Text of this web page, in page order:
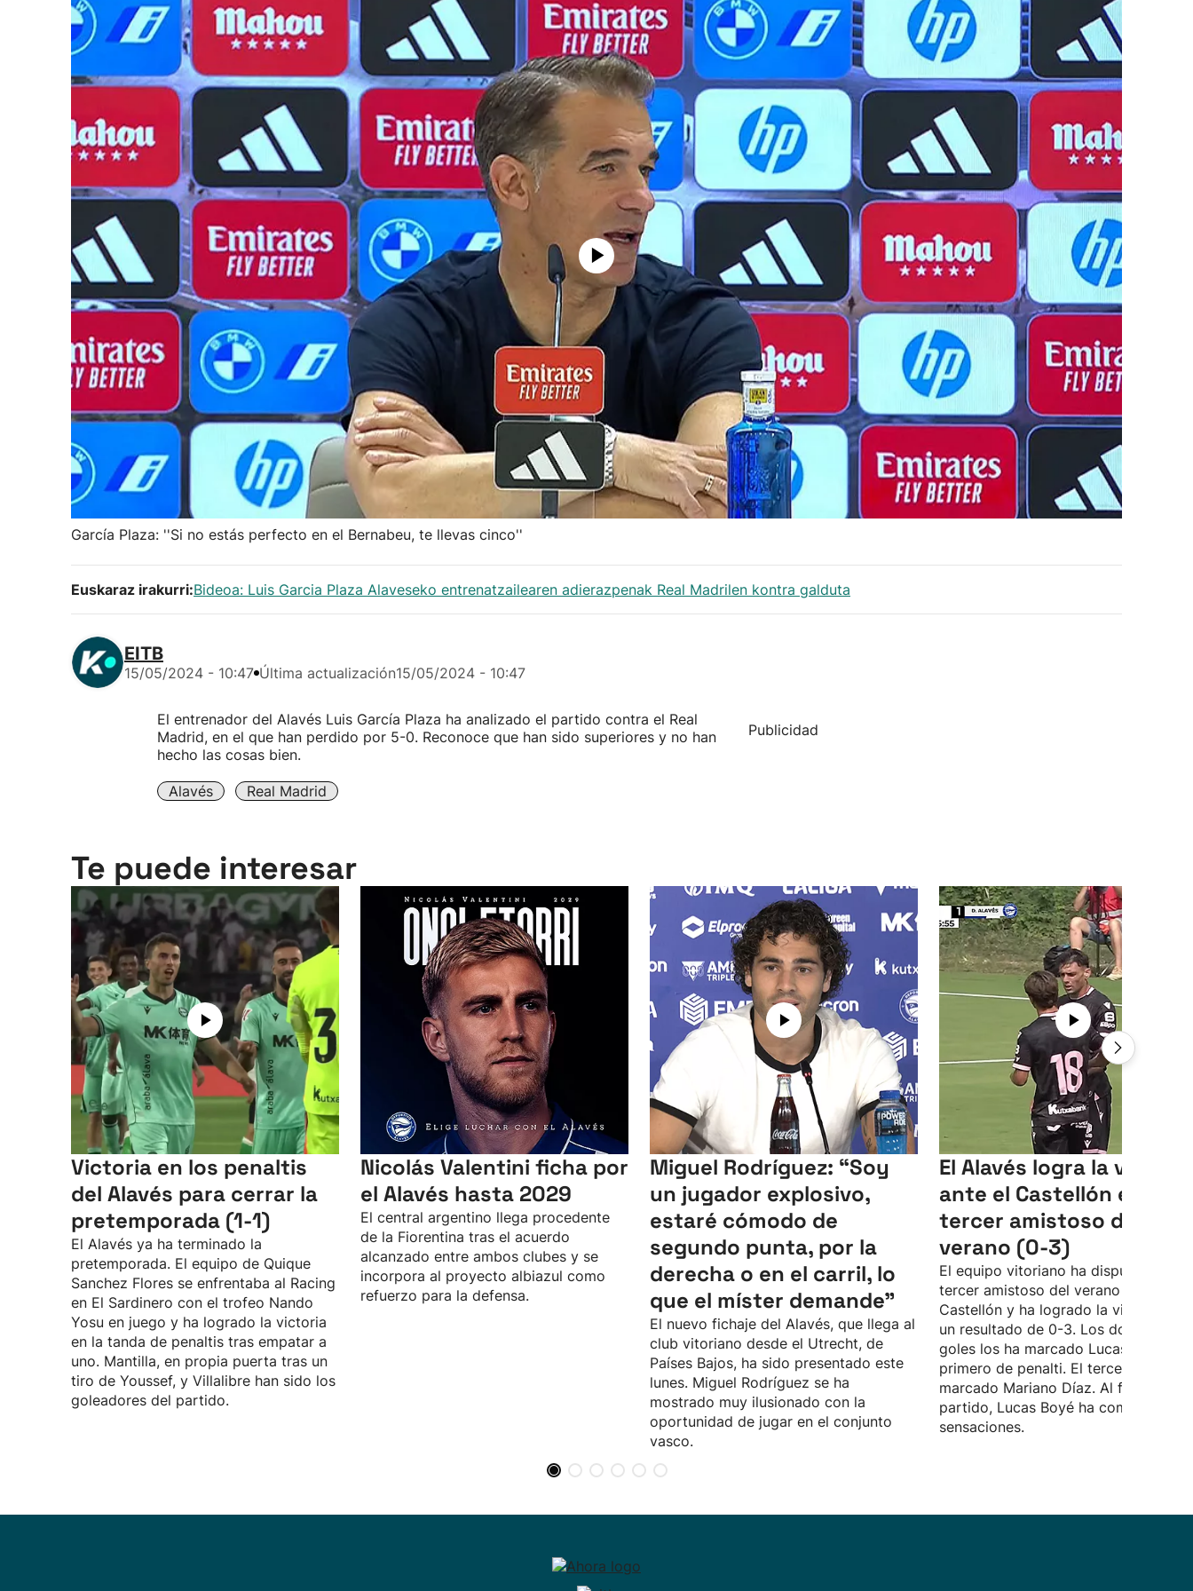
García Plaza: ''Si no estás perfecto en el Bernabeu, te llevas cinco''
Euskaraz irakurri:Bideoa: Luis Garcia Plaza Alaveseko entrenatzailearen adierazpenak Real Madrilen kontra galduta
EITB
15/05/2024 - 10:47 Última actualización15/05/2024 - 10:47
El entrenador del Alavés Luis García Plaza ha analizado el partido contra el Real
Madrid, en el que han perdido por 5-0. Reconoce que han sido superiores y no han
hecho las cosas bien.
Alavés Real Madrid
Publicidad
Te puede interesar
Victoria en los penaltis
del Alavés para cerrar la
pretemporada (1-1)
El Alavés ya ha terminado la
pretemporada. El equipo de Quique
Sanchez Flores se enfrentaba al Racing
en El Sardinero con el trofeo Nando
Yosu en juego y ha logrado la victoria
en la tanda de penaltis tras empatar a
uno. Mantilla, en propia puerta tras un
tiro de Youssef, y Villalibre han sido los
goleadores del partido.
Nicolás Valentini ficha por
el Alavés hasta 2029
El central argentino llega procedente
de la Fiorentina tras el acuerdo
alcanzado entre ambos clubes y se
incorpora al proyecto albiazul como
refuerzo para la defensa.
Miguel Rodríguez: “Soy
un jugador explosivo,
estaré cómodo de
segundo punta, por la
derecha o en el carril, lo
que el míster demande”
El nuevo fichaje del Alavés, que llega al
club vitoriano desde el Utrecht, de
Países Bajos, ha sido presentado este
lunes. Miguel Rodríguez se ha
mostrado muy ilusionado con la
oportunidad de jugar en el conjunto
vasco.
El Alavés logra la victoria
ante el Castellón en el
tercer amistoso del
verano (0-3)
El equipo vitoriano ha disputado su
tercer amistoso del verano ante el
Castellón y ha logrado la victoria con
un resultado de 0-3. Los dos
goles los ha marcado Lucas Boyé, el
primero de penalti. El tercero lo ha
marcado Mariano Díaz. Al final del
partido, Lucas Boyé ha compartido
sensaciones.